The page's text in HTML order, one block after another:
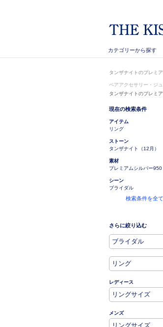
カテゴリーから探す
タンザナイトのプレミ
ペアアクセサリー・ジ
タンザナイトのプレミ
現在の検索条件
アイテム
リング
ストーン
タンザナイト（12月）
素材
プレミアムシルバー950
シーン
ブライダル
検索条件を全
さらに絞り込む
レディース
メンズ